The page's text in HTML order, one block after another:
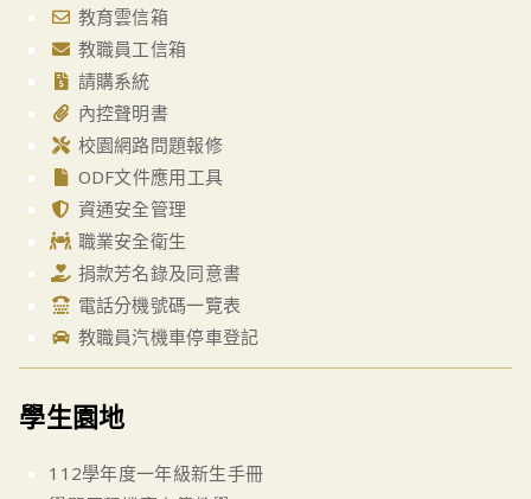
教育雲信箱
教職員工信箱
請購系統
內控聲明書
校園網路問題報修
ODF文件應用工具
資通安全管理
職業安全衛生
捐款芳名錄及同意書
電話分機號碼一覽表
教職員汽機車停車登記
學生園地
112學年度一年級新生手冊